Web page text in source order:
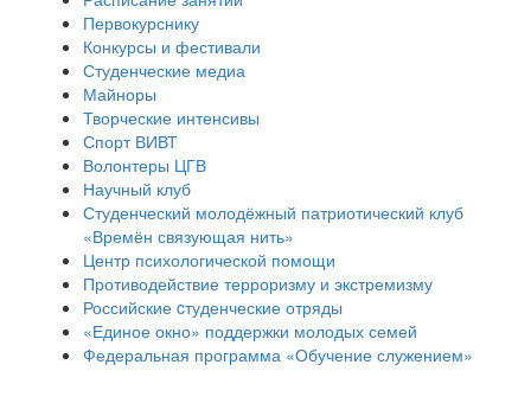
Первокурснику
Конкурсы и фестивали
Студенческие медиа
Майноры
Творческие интенсивы
Спорт ВИВТ
Волонтеры ЦГВ
Научный клуб
Студенческий молодёжный патриотический клуб
«Времён связующая нить»
Центр психологической помощи
Противодействие терроризму и экстремизму
Российские cтуденческие отряды
«Единое окно» поддержки молодых семей
Федеральная программа «Обучение служением»